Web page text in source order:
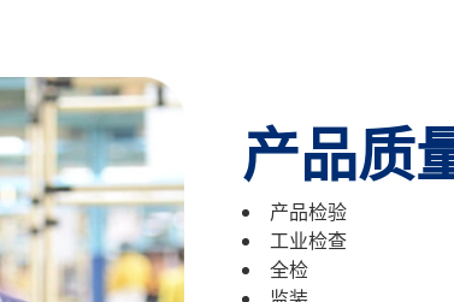
产品质
产品检验
工业检查
全检